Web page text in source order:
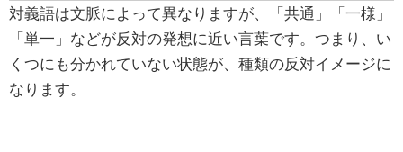
対義語は文脈によって異なりますが、「共通」「一様」
「単一」などが反対の発想に近い言葉です。つまり、い
くつにも分かれていない状態が、種類の反対イメージに
なります。